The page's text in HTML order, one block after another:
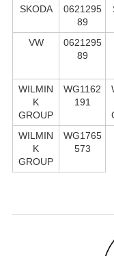
SKODA
0621295
89
VW
0621295
89
WILMIN
K
GROUP
WG1162
191
WILMIN
K
GROUP
WG1765
573